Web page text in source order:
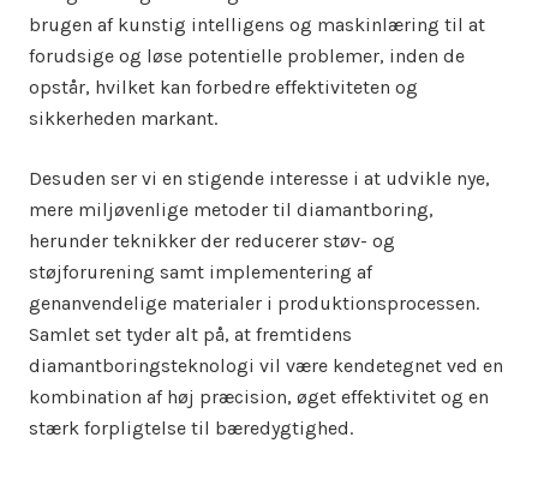
brugen af kunstig intelligens og maskinlæring til at
forudsige og løse potentielle problemer, inden de
opstår, hvilket kan forbedre effektiviteten og
sikkerheden markant.
Desuden ser vi en stigende interesse i at udvikle nye,
mere miljøvenlige metoder til diamantboring,
herunder teknikker der reducerer støv- og
støjforurening samt implementering af
genanvendelige materialer i produktionsprocessen.
Samlet set tyder alt på, at fremtidens
diamantboringsteknologi vil være kendetegnet ved en
kombination af høj præcision, øget effektivitet og en
stærk forpligtelse til bæredygtighed.